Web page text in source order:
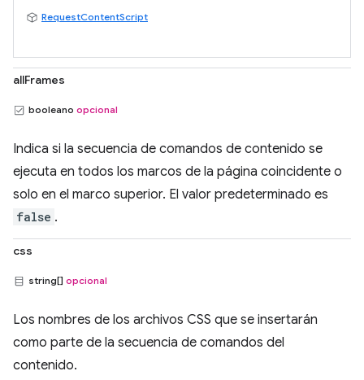
RequestContentScript
allFrames
booleano opcional
Indica si la secuencia de comandos de contenido se
ejecuta en todos los marcos de la página coincidente o
solo en el marco superior. El valor predeterminado es
false .
css
string[] opcional
Los nombres de los archivos CSS que se insertarán
como parte de la secuencia de comandos del
contenido.